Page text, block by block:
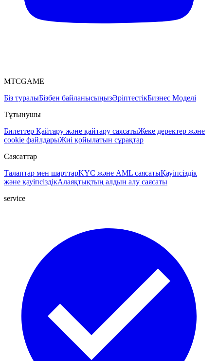
MTCGAME
Біз туралыБізбен байланысыңызӘріптестікБизнес Моделі
Тұтынушы
Билеттер Қайтару және қайтару саясатыЖеке деректер және
cookie файлдарыЖиі қойылатын сұрақтар
Саясаттар
Талаптар мен шарттарKYC және AML саясатыҚауіпсіздік
және қауіпсіздікАлаяқтықтың алдын алу саясаты
service